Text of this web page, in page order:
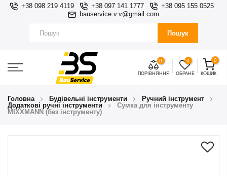
+38 098 219 4119 +38 097 141 1777
+38 095 155 0525
bauservice.v.v@gmail.com
Пошук
0
ПОРІВНЯННЯ
0
ОБРАНЕ
0
КОШИК
Головна Будівельні інструменти
Ручний інструмент
Додаткові ручні інструменти
Сумка для інструменту
MIXXMANN (без інструменту)